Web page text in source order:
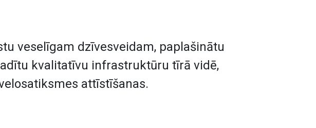
veselīgam dzīvesveidam, paplašinātu
kvalitatīvu infrastruktūru tīrā vidē,
attīstīšanas.